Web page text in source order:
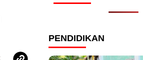
PENDIDIKAN